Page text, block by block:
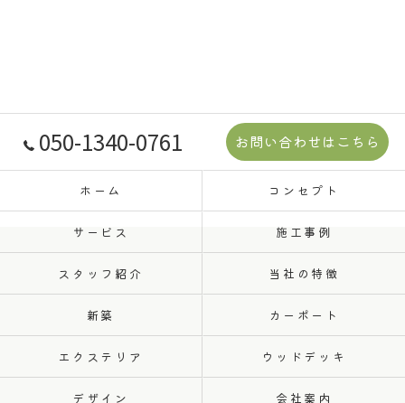
050-1340-0761 お問い合わせはこちら
ホーム コンセプト
サービス 施工事例
スタッフ紹介 当社の特徴
新築 カーポート
エクステリア ウッドデッキ
デザイン 会社案内